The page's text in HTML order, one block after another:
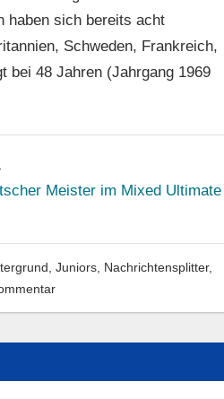
haben sich bereits acht
Schweden, Frankreich,
bei 48 Jahren (Jahrgang 1969
Meister im Mixed Ultimate
Juniors, Nachrichtensplitter,